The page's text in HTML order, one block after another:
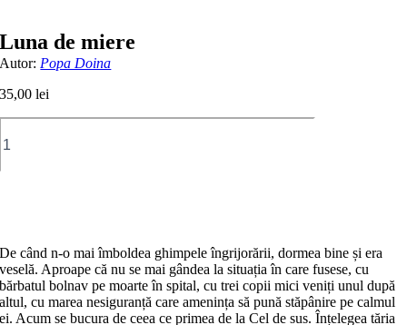
Luna de miere
Autor: Popa Doina
35,00lei
De când n-o mai îmboldea ghimpele îngrijorării, dormea bine și era
veselă. Aproape că nu se mai gândea la situația în care fusese, cu
bărbatul bolnav pe moarte în spital, cu trei copii mici veniți unul după
altul, cu marea nesiguranță care amenința să pună stăpânire pe calmul
ei. Acum se bucura de ceea ce primea de la Cel de sus. Înțelegea tăria